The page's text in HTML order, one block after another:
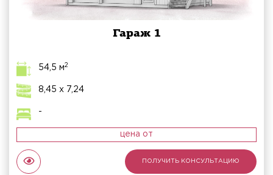
Гараж 1
54,5 м 2
8,45 x 7,24
-
цена от
ПОЛУЧИТЬ КОНСУЛЬТАЦИЮ